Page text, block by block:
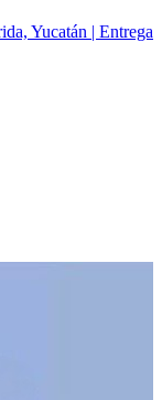
Yucatán | Entrega